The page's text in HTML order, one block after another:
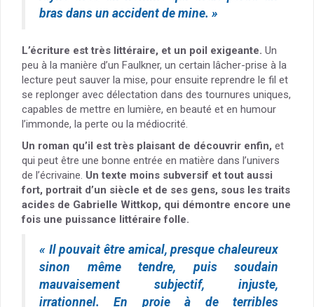
bras dans un accident de mine. »
L’écriture est très littéraire, et un poil exigeante. Un
peu à la manière d’un Faulkner, un certain lâcher-prise à la
lecture peut sauver la mise, pour ensuite reprendre le fil et
se replonger avec délectation dans des tournures uniques,
capables de mettre en lumière, en beauté et en humour
l’immonde, la perte ou la médiocrité.
Un roman qu’il est très plaisant de découvrir enfin, et
qui peut être une bonne entrée en matière dans l’univers
de l’écrivaine. Un texte moins subversif et tout aussi
fort, portrait d’un siècle et de ses gens, sous les traits
acides de Gabrielle Wittkop, qui démontre encore une
fois une puissance littéraire folle.
« Il pouvait être amical, presque chaleureux
sinon même tendre, puis soudain
mauvaisement subjectif, injuste,
irrationnel. En proie à de terribles